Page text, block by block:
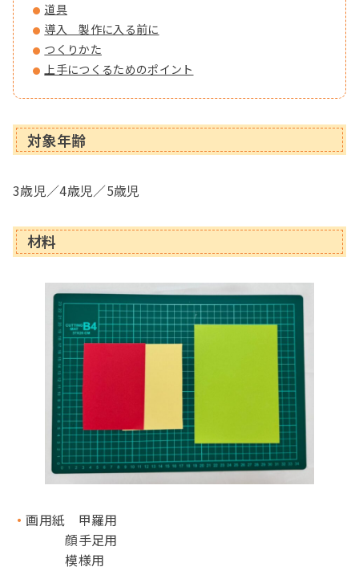
道具
導入 製作に入る前に
つくりかた
上手につくるためのポイント
対象年齢
3歳児／4歳児／5歳児
材料
画用紙 甲羅用
顔手足用
模様用